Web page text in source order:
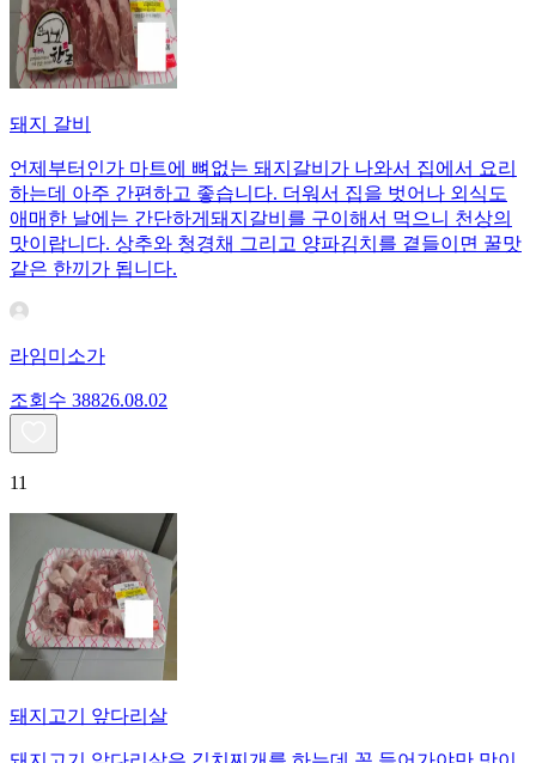
돼지 갈비
언제부터인가 마트에 뼈없는 돼지갈비가 나와서 집에서 요리
하는데 아주 간편하고 좋습니다. 더워서 집을 벗어나 외식도
애매한 날에는 간단하게돼지갈비를 구이해서 먹으니 천상의
맛이랍니다. 상추와 청경채 그리고 양파김치를 곁들이면 꿀맛
같은 한끼가 됩니다.
라임미소가
조회수 38826.08.02
11
돼지고기 앞다리살